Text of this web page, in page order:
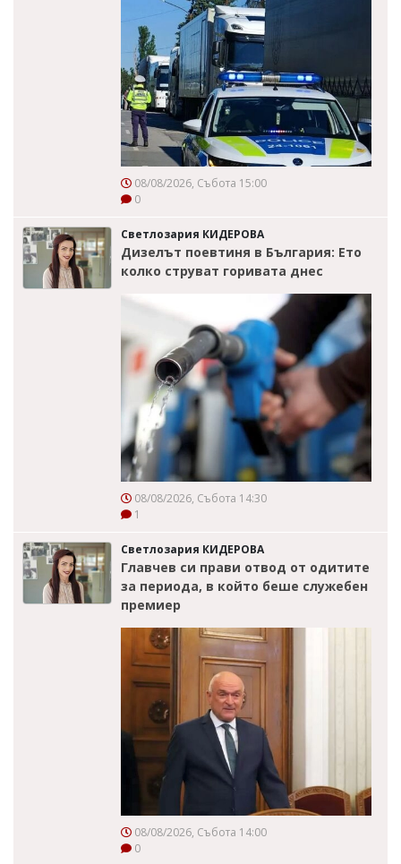
08/08/2026, Събота 15:00
0
Светлозария КИДЕРОВА
Дизелът поевтиня в България: Ето
колко струват горивата днес
08/08/2026, Събота 14:30
1
Светлозария КИДЕРОВА
Главчев си прави отвод от одитите
за периода, в който беше служебен
премиер
08/08/2026, Събота 14:00
0